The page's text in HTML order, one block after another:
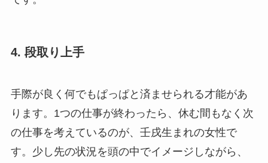
4. 段取り上手
手際が良く何でもぱっぱと済ませられる才能があ
ります。1つの仕事が終わったら、休む間もなく次
の仕事を考えているのが、壬戌生まれの女性で
す。少し先の状況を頭の中でイメージしながら、